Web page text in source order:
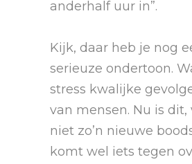
anderhalf uur in”.
Kijk, daar heb je nog
serieuze ondertoon.
stress kwalijke
van mensen. Nu is
niet zo’n nieuwe
komt wel iets tegen